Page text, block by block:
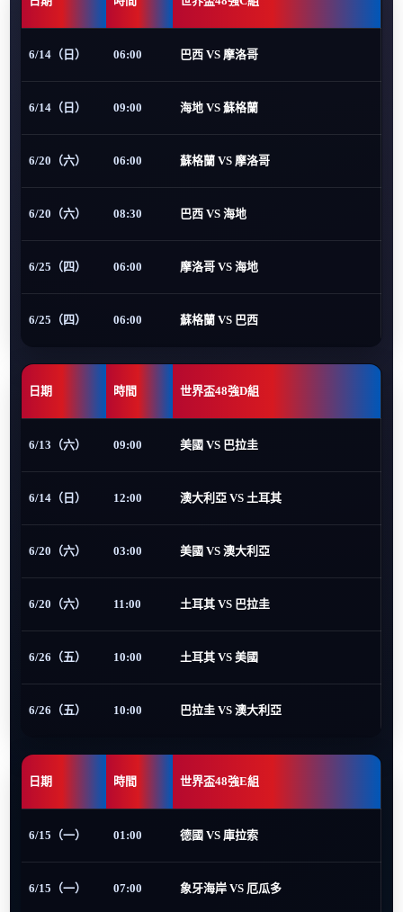
6/14（日） 06:00 巴西 VS 摩洛哥
6/14（日） 09:00 海地 VS 蘇格蘭
6/20（六） 06:00 蘇格蘭 VS 摩洛哥
6/20（六） 08:30 巴西 VS 海地
6/25（四） 06:00 摩洛哥 VS 海地
6/25（四） 06:00 蘇格蘭 VS 巴西
日期 時間 世界盃48強D組
6/13（六） 09:00 美國 VS 巴拉圭
6/14（日） 12:00 澳大利亞 VS 土耳其
6/20（六） 03:00 美國 VS 澳大利亞
6/20（六） 11:00 土耳其 VS 巴拉圭
6/26（五） 10:00 土耳其 VS 美國
6/26（五） 10:00 巴拉圭 VS 澳大利亞
日期 時間 世界盃48強E組
6/15（一） 01:00 德國 VS 庫拉索
6/15（一） 07:00 象牙海岸 VS 厄瓜多